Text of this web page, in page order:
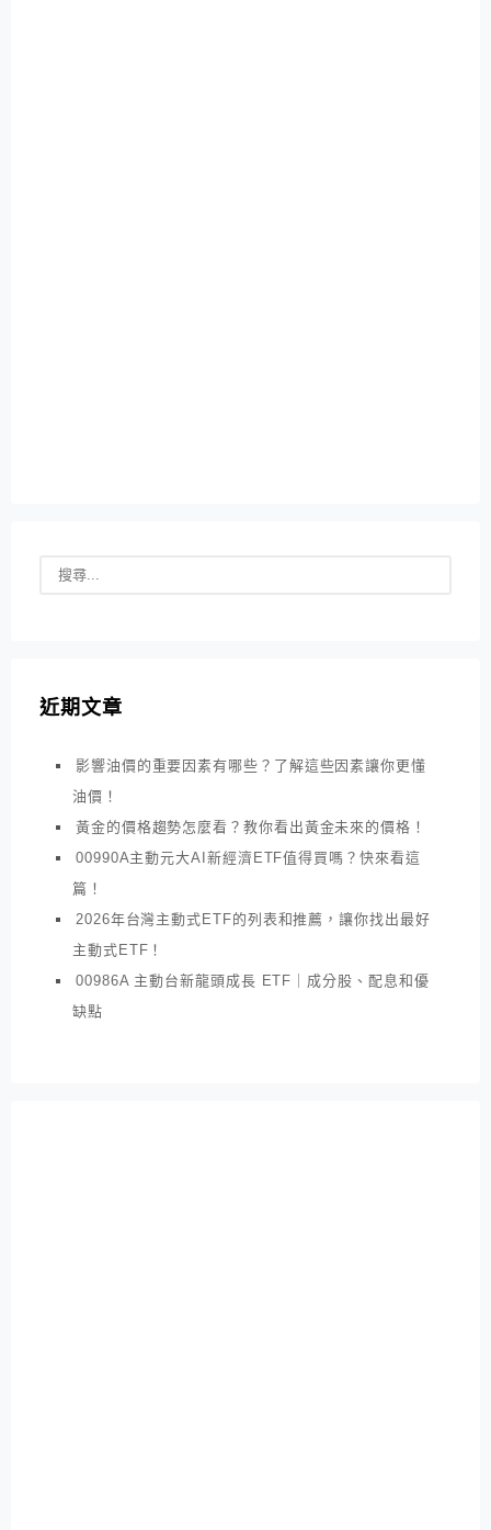
近期文章
影響油價的重要因素有哪些？了解這些因素讓你更懂
油價！
黃金的價格趨勢怎麼看？教你看出黃金未來的價格！
00990A主動元大AI新經濟ETF值得買嗎？快來看這
篇！
2026年台灣主動式ETF的列表和推薦，讓你找出最好
主動式ETF！
00986A 主動台新龍頭成長 ETF｜成分股、配息和優
缺點